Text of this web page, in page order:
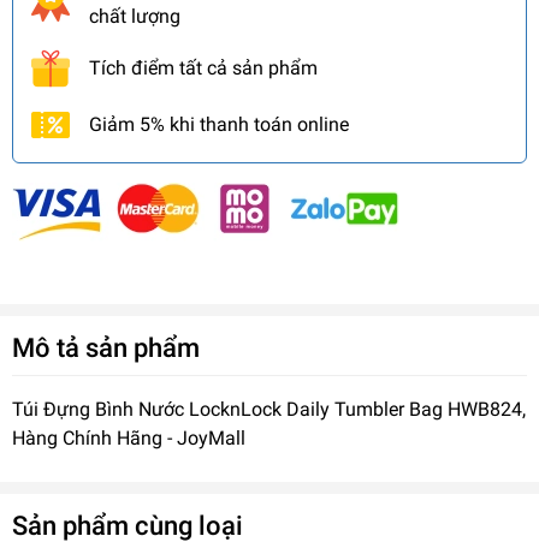
chất lượng
Tích điểm tất cả sản phẩm
Giảm 5% khi thanh toán online
Mô tả sản phẩm
Túi Đựng Bình Nước LocknLock Daily Tumbler Bag HWB824,
Hàng Chính Hãng - JoyMall
Sản phẩm cùng loại